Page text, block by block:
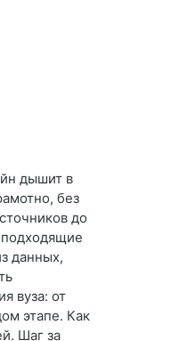
дышит в
без
до
данных,
вуза: от
этапе. Как
Шаг за